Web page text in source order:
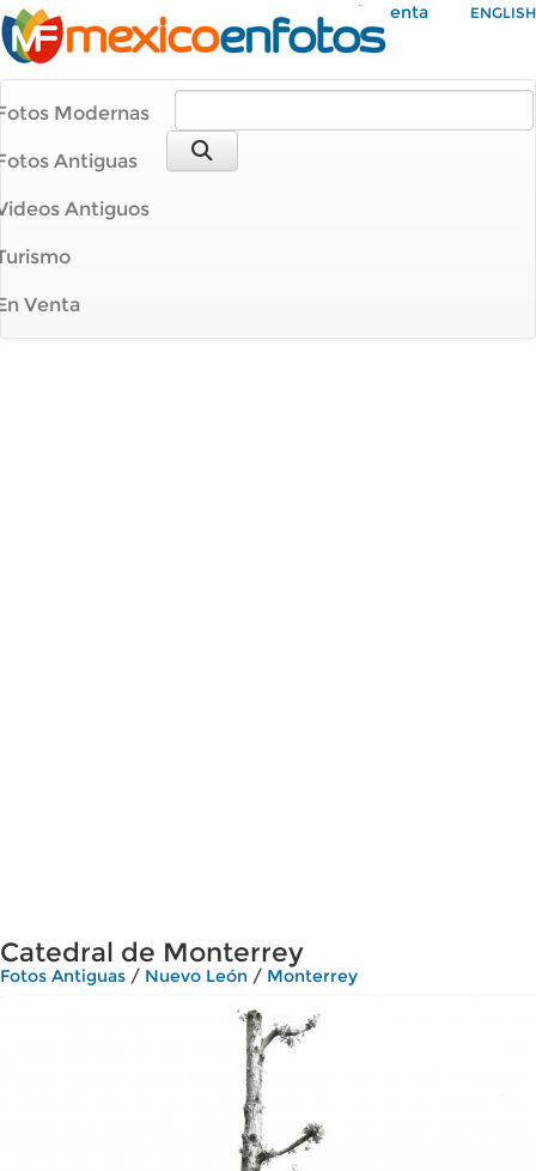
Mi Cuenta ENGLISH
Modernas
Antiguas
Antiguos
Venta
Catedral de Monterrey
Fotos Antiguas / Nuevo León / Monterrey